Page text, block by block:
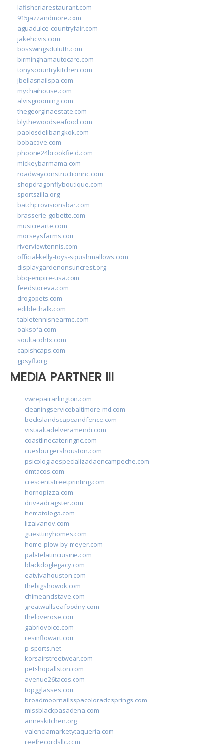
lafisheriarestaurant.com
915jazzandmore.com
aguadulce-countryfair.com
jakehovis.com
bosswingsduluth.com
birminghamautocare.com
tonyscountrykitchen.com
jbellasnailspa.com
mychaihouse.com
alvisgrooming.com
thegeorginaestate.com
blythewoodseafood.com
paolosdelibangkok.com
bobacove.com
phoone24brookfield.com
mickeybarmama.com
roadwayconstructioninc.com
shopdragonflyboutique.com
sportszilla.org
batchprovisionsbar.com
brasserie-gobette.com
musicrearte.com
morseysfarms.com
riverviewtennis.com
official-kelly-toys-squishmallows.com
displaygardenonsuncrest.org
bbq-empire-usa.com
feedstoreva.com
drogopets.com
ediblechalk.com
tabletennisnearme.com
oaksofa.com
soultacohtx.com
capishcaps.com
gpsyfl.org
MEDIA PARTNER III
vwrepairarlington.com
cleaningservicebaltimore-md.com
beckslandscapeandfence.com
vistaaltadelveramendi.com
coastlinecateringnc.com
cuesburgershouston.com
psicologiaespecializadaencampeche.com
dmtacos.com
crescentstreetprinting.com
hornopizza.com
driveadragster.com
hematologa.com
lizaivanov.com
guesttinyhomes.com
home-plow-by-meyer.com
palatelatincuisine.com
blackdoglegacy.com
eatvivahouston.com
thebigshowok.com
chimeandstave.com
greatwallseafoodny.com
theloverose.com
gabriovoice.com
resinflowart.com
p-sports.net
korsairstreetwear.com
petshopallston.com
avenue26tacos.com
topgglasses.com
broadmoornailsspacoloradosprings.com
missblackpasadena.com
anneskitchen.org
valenciamarketytaqueria.com
reefrecordsllc.com